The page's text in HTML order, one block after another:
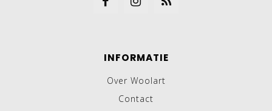
INFORMATIE
Over Woolart
Contact